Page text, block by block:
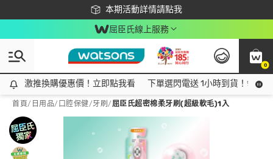
本期活動詳情請點我
下載app最高回饋$350
屈臣氏線上服務
0
激推換購優惠價！立即點我看
激推換購優惠價！立即點我看 下單選閃電送 1小時到貨！領神
首頁/ 日用品/ 口腔保健/牙刷 /屈臣氏超密棉柔牙刷(超級軟毛)1入